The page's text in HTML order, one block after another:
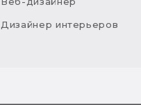
Дизайнер интерьеров